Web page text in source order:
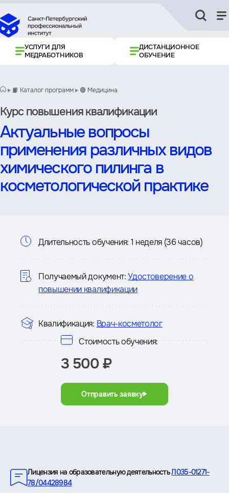
УСЛУГИ ДЛЯ
МЕДРАБОТНИКОВ
ДИСТАНЦИОННОЕ
ОБУЧЕНИЕ
📙 Каталог программ 🟢 Медицина
Курс повышения квалификации
Актуальные вопросы
применения различных видов
химического пилинга в
косметологической практике
Информация
о
курсе
Длительность обучения: 1 неделя (36 часов)
Получаемый документ: Удостоверение о
повышении квалификации
Квалификация: Врач-косметолог
Стоимость обучения:
3 500 ₽
Отправить заявку
Лицензия на образовательную деятельностьЛ035-01271-
78/04428984